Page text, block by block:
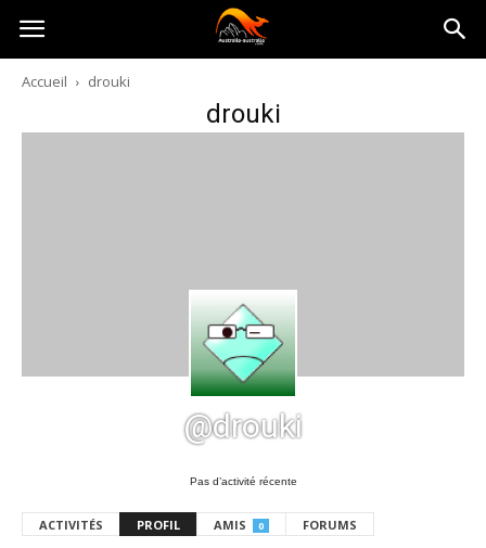
Australia-
australie.com
Accueil drouki
drouki
@drouki
Pas d’activité récente
ACTIVITÉS PROFIL AMIS 0 FORUMS